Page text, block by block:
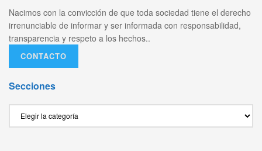
Nacimos con la convicción de que toda sociedad tiene el derecho
irrenunciable de informar y ser informada con responsabilidad,
transparencia y respeto a los hechos..
CONTACTO
Secciones